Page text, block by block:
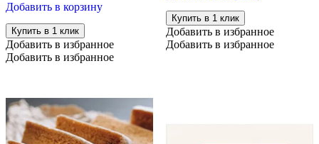
Добавить в корзину
Купить в 1 клик
Добавить в избранное
Добавить в избранное
Купить в 1 клик
Добавить в избранное
Добавить в избранное